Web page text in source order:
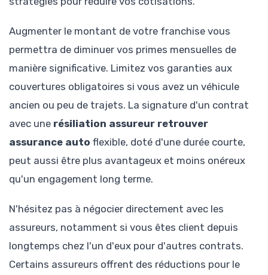
Augmenter le montant de votre franchise vous
permettra de diminuer vos primes mensuelles de
manière significative. Limitez vos garanties aux
couvertures obligatoires si vous avez un véhicule
ancien ou peu de trajets. La signature d'un contrat
avec une résiliation assureur retrouver
assurance auto flexible, doté d'une durée courte,
peut aussi être plus avantageux et moins onéreux
qu'un engagement long terme.
N'hésitez pas à négocier directement avec les
assureurs, notamment si vous êtes client depuis
longtemps chez l'un d'eux pour d'autres contrats.
Certains assureurs offrent des réductions pour le